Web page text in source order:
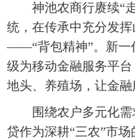
神池农商行赓续“走
统，在传承中充分发
——“背包精神”。新一
级为移动金融服务平台
地头、养殖场，让金融
围绕农户多元化需
贷作为深耕“三农”市